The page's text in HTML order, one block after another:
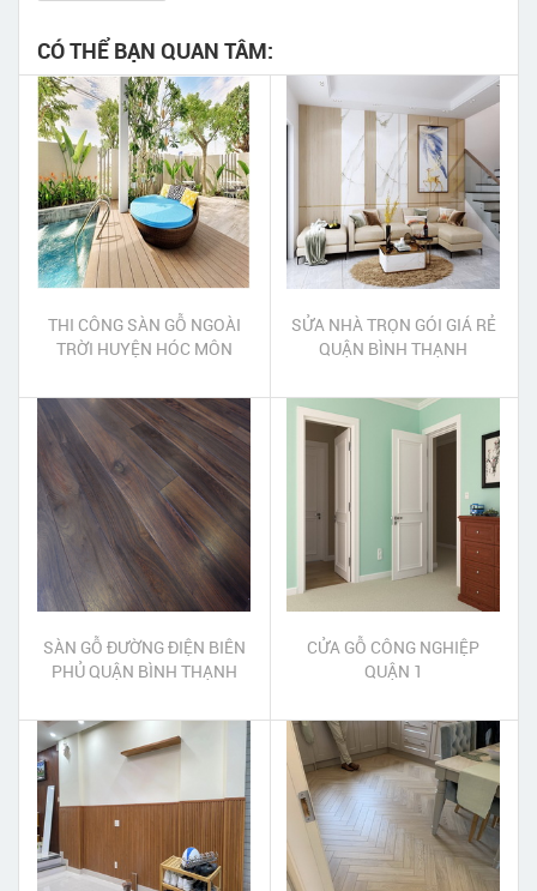
CÓ THỂ BẠN QUAN TÂM:
THI CÔNG SÀN GỖ NGOÀI
TRỜI HUYỆN HÓC MÔN
SỬA NHÀ TRỌN GÓI GIÁ RẺ
QUẬN BÌNH THẠNH
SÀN GỖ ĐƯỜNG ĐIỆN BIÊN
PHỦ QUẬN BÌNH THẠNH
CỬA GỖ CÔNG NGHIỆP
QUẬN 1